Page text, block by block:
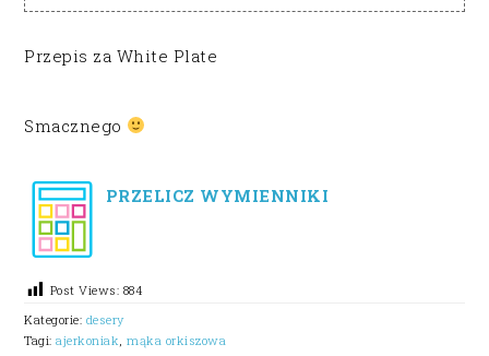
Przepis za White Plate
Smacznego
PRZELICZ WYMIENNIKI
Post Views: 884
Kategorie: desery
Tagi:ajerkoniak ,mąka orkiszowa